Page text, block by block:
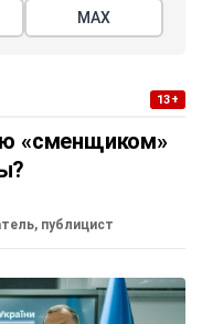
МАХ
13+
«сменщиком»
публицист